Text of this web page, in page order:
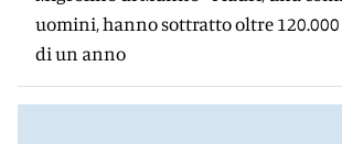
uomini, hanno sottratto oltre
di un anno